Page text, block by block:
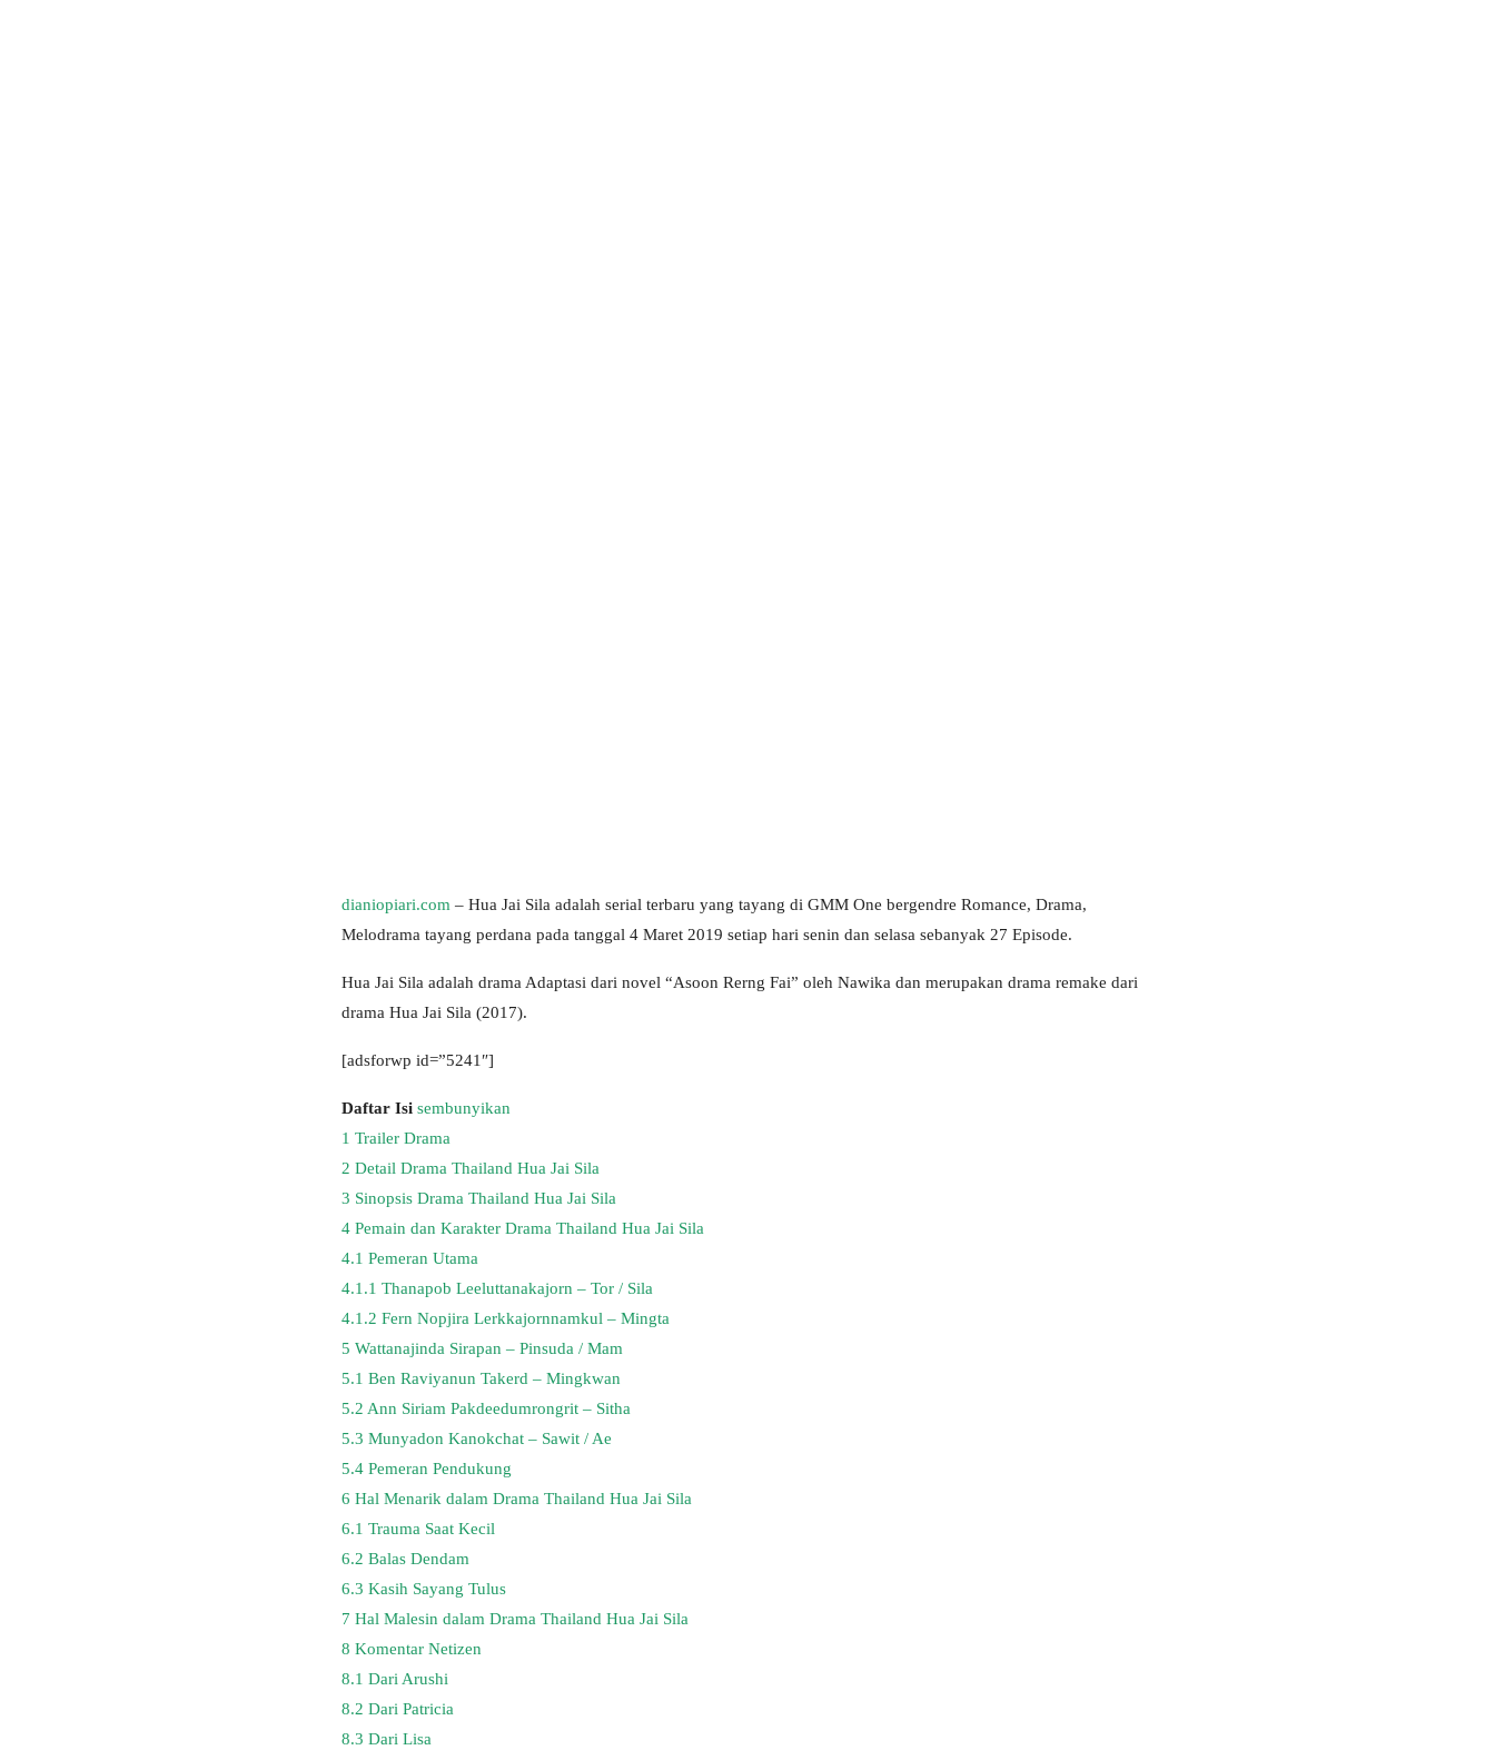
dianiopiari.com – Hua Jai Sila adalah serial terbaru yang tayang di GMM One bergendre Romance, Drama,
Melodrama tayang perdana pada tanggal 4 Maret 2019 setiap hari senin dan selasa sebanyak 27 Episode.
Hua Jai Sila adalah drama Adaptasi dari novel “Asoon Rerng Fai” oleh Nawika dan merupakan drama remake dari
drama Hua Jai Sila (2017).
[adsforwp id=”5241″]
Daftar Isi sembunyikan
1 Trailer Drama
2 Detail Drama Thailand Hua Jai Sila
3 Sinopsis Drama Thailand Hua Jai Sila
4 Pemain dan Karakter Drama Thailand Hua Jai Sila
4.1 Pemeran Utama
4.1.1 Thanapob Leeluttanakajorn – Tor / Sila
4.1.2 Fern Nopjira Lerkkajornnamkul – Mingta
5 Wattanajinda Sirapan – Pinsuda / Mam
5.1 Ben Raviyanun Takerd – Mingkwan
5.2 Ann Siriam Pakdeedumrongrit – Sitha
5.3 Munyadon Kanokchat – Sawit / Ae
5.4 Pemeran Pendukung
6 Hal Menarik dalam Drama Thailand Hua Jai Sila
6.1 Trauma Saat Kecil
6.2 Balas Dendam
6.3 Kasih Sayang Tulus
7 Hal Malesin dalam Drama Thailand Hua Jai Sila
8 Komentar Netizen
8.1 Dari Arushi
8.2 Dari Patricia
8.3 Dari Lisa